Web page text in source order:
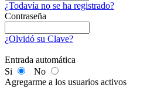
¿Todavía no se ha registrado?
Contraseña
¿Olvidó su Clave?
Entrada automática
Si
No
Agregarme a los usuarios activos